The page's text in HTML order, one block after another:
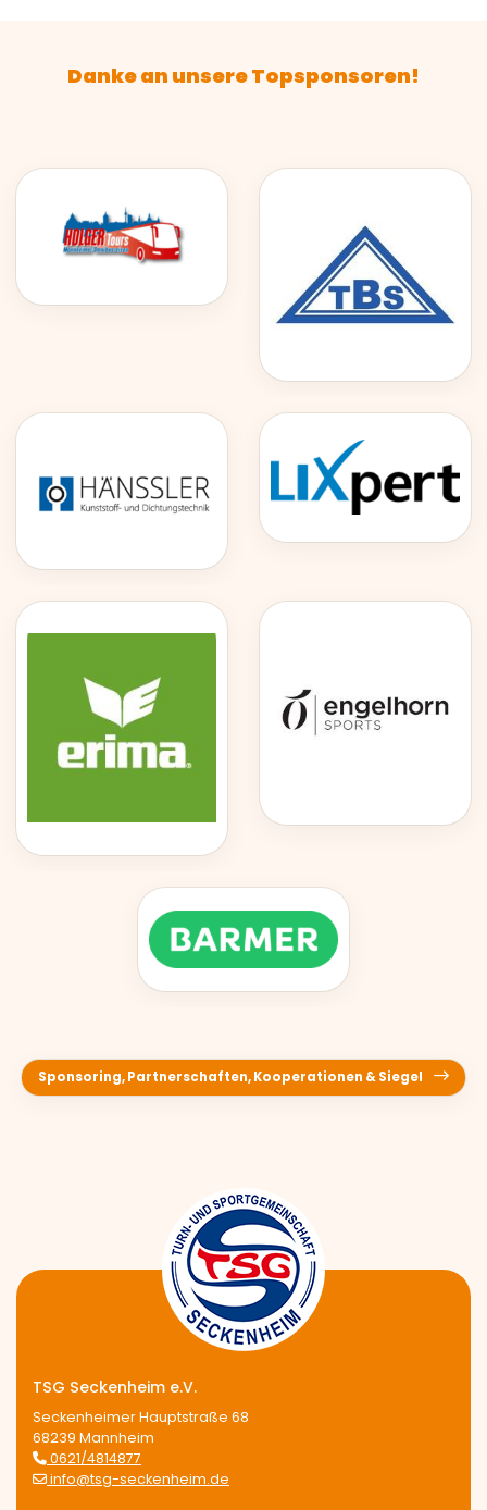
Danke an unsere Topsponsoren!
Sponsoring, Partnerschaften, Kooperationen & Siegel
TSG Seckenheim e.V.
Seckenheimer Hauptstraße 68
68239 Mannheim
0621/4814877
info@tsg-seckenheim.de